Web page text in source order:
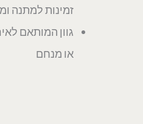
זמינות למתנה
גוון המותאם
או מנחם